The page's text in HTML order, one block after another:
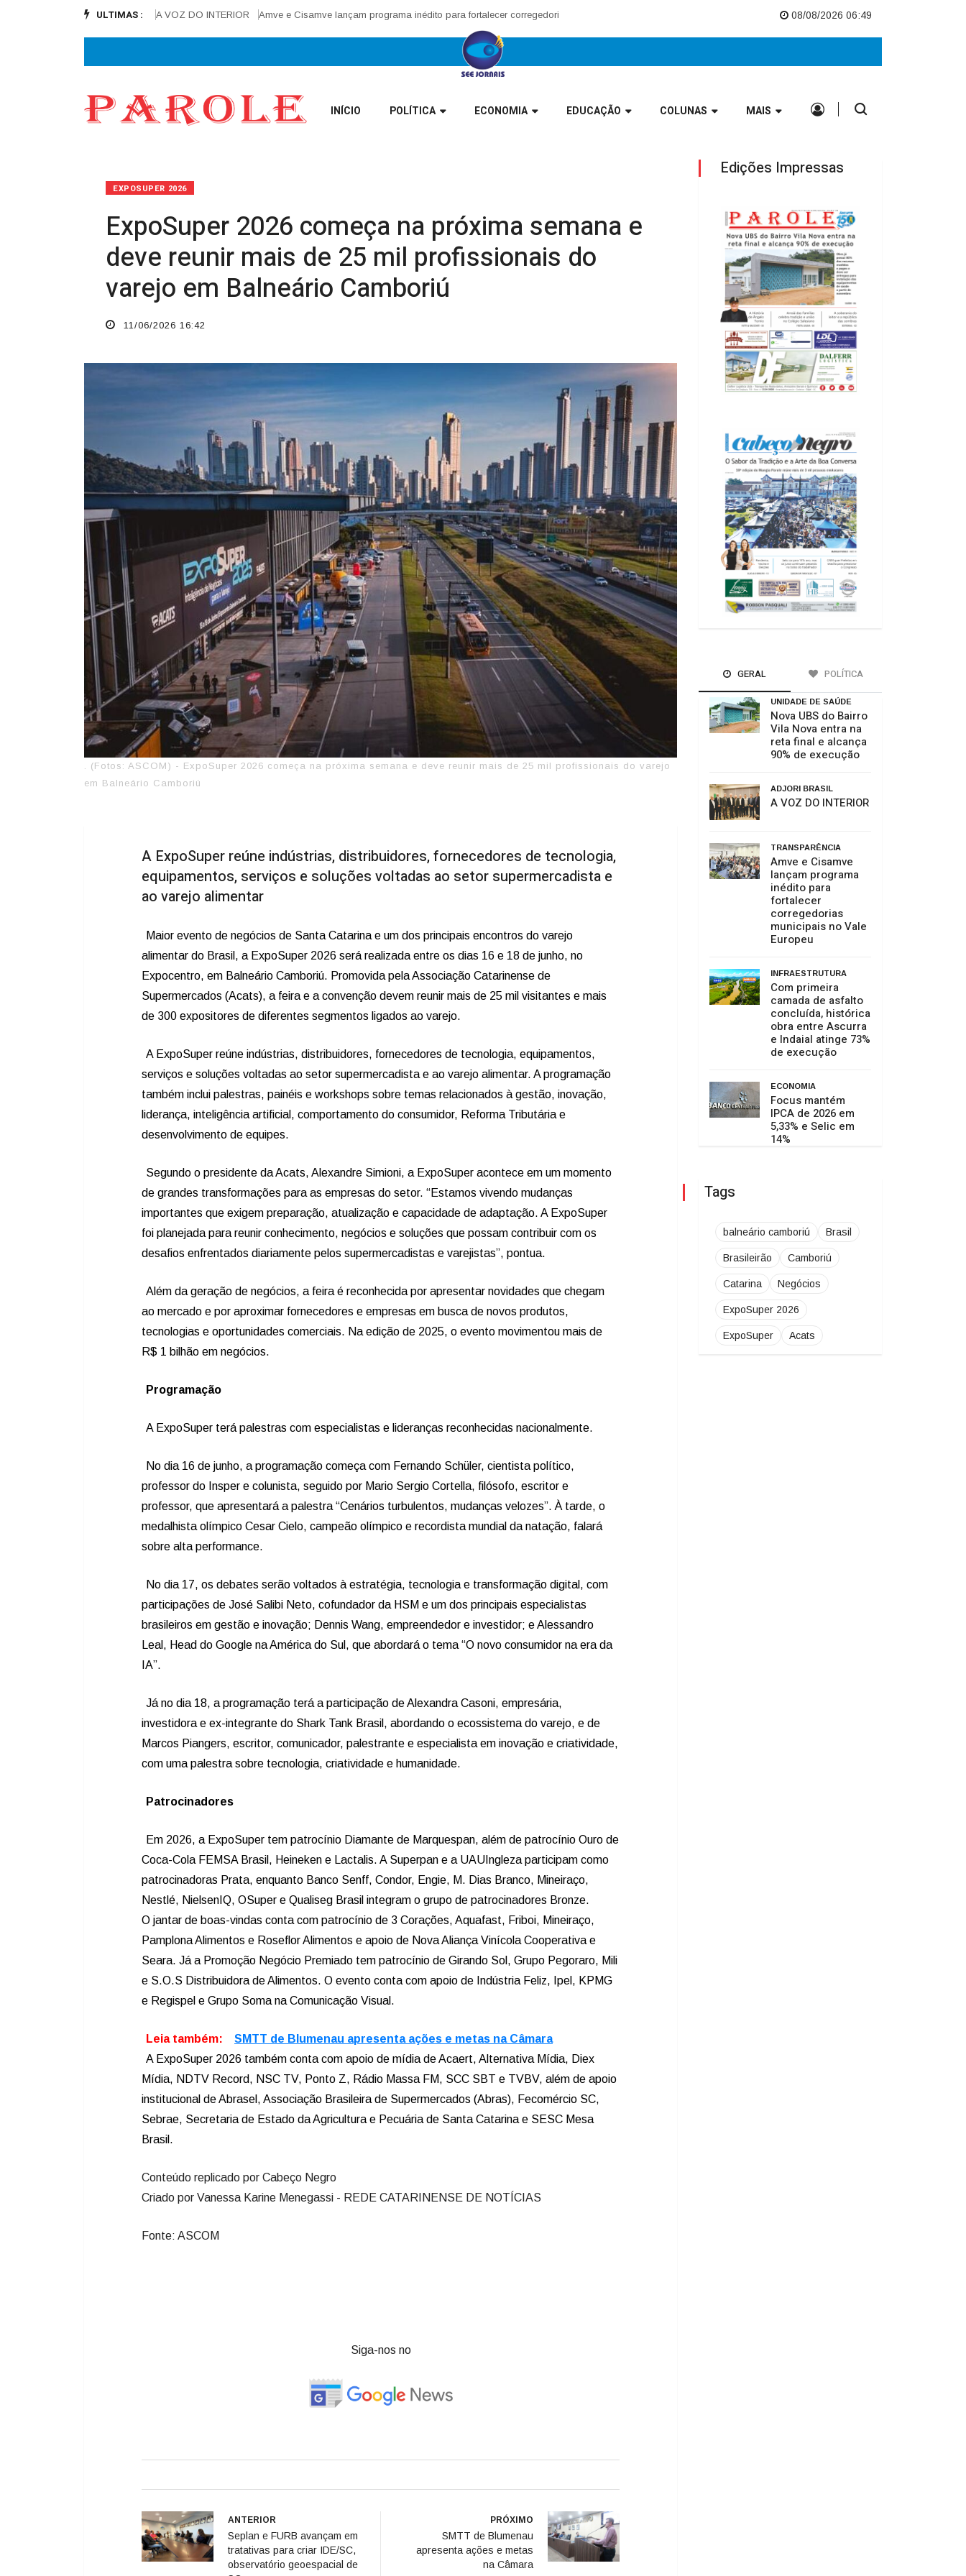
ULTIMAS :
90% de execução A VOZ DO INTERIOR Amve e Cisamve lançam programa inédito para fortalecer corregedorias municipais no Vale Europeu Nova UBS do Bairro Vila Nova entra na reta final e alcança 90% de
08/08/2026 06:49
INÍCIO POLÍTICA ECONOMIA EDUCAÇÃO COLUNAS MAIS
EXPOSUPER 2026
ExpoSuper 2026 começa na próxima semana e
deve reunir mais de 25 mil profissionais do
varejo em Balneário Camboriú
11/06/2026 16:42
. (Fotos: ASCOM) - ExpoSuper 2026 começa na próxima semana e deve reunir mais de 25 mil profissionais do varejo
em Balneário Camboriú
A ExpoSuper reúne indústrias, distribuidores, fornecedores de tecnologia,
equipamentos, serviços e soluções voltadas ao setor supermercadista e
ao varejo alimentar
Maior evento de negócios de Santa Catarina e um dos principais encontros do varejo
alimentar do Brasil, a ExpoSuper 2026 será realizada entre os dias 16 e 18 de junho, no
Expocentro, em Balneário Camboriú. Promovida pela Associação Catarinense de
Supermercados (Acats), a feira e a convenção devem reunir mais de 25 mil visitantes e mais
de 300 expositores de diferentes segmentos ligados ao varejo.
A ExpoSuper reúne indústrias, distribuidores, fornecedores de tecnologia, equipamentos,
serviços e soluções voltadas ao setor supermercadista e ao varejo alimentar. A programação
também inclui palestras, painéis e workshops sobre temas relacionados à gestão, inovação,
liderança, inteligência artificial, comportamento do consumidor, Reforma Tributária e
desenvolvimento de equipes.
Segundo o presidente da Acats, Alexandre Simioni, a ExpoSuper acontece em um momento
de grandes transformações para as empresas do setor. “Estamos vivendo mudanças
importantes que exigem preparação, atualização e capacidade de adaptação. A ExpoSuper
foi planejada para reunir conhecimento, negócios e soluções que possam contribuir com os
desafios enfrentados diariamente pelos supermercadistas e varejistas”, pontua.
Além da geração de negócios, a feira é reconhecida por apresentar novidades que chegam
ao mercado e por aproximar fornecedores e empresas em busca de novos produtos,
tecnologias e oportunidades comerciais. Na edição de 2025, o evento movimentou mais de
R$ 1 bilhão em negócios.
Programação
A ExpoSuper terá palestras com especialistas e lideranças reconhecidas nacionalmente.
No dia 16 de junho, a programação começa com Fernando Schüler, cientista político,
professor do Insper e colunista, seguido por Mario Sergio Cortella, filósofo, escritor e
professor, que apresentará a palestra “Cenários turbulentos, mudanças velozes”. À tarde, o
medalhista olímpico Cesar Cielo, campeão olímpico e recordista mundial da natação, falará
sobre alta performance.
No dia 17, os debates serão voltados à estratégia, tecnologia e transformação digital, com
participações de José Salibi Neto, cofundador da HSM e um dos principais especialistas
brasileiros em gestão e inovação; Dennis Wang, empreendedor e investidor; e Alessandro
Leal, Head do Google na América do Sul, que abordará o tema “O novo consumidor na era da
IA”.
Já no dia 18, a programação terá a participação de Alexandra Casoni, empresária,
investidora e ex-integrante do Shark Tank Brasil, abordando o ecossistema do varejo, e de
Marcos Piangers, escritor, comunicador, palestrante e especialista em inovação e criatividade,
com uma palestra sobre tecnologia, criatividade e humanidade.
Patrocinadores
Em 2026, a ExpoSuper tem patrocínio Diamante de Marquespan, além de patrocínio Ouro de
Coca-Cola FEMSA Brasil, Heineken e Lactalis. A Superpan e a UAUIngleza participam como
patrocinadoras Prata, enquanto Banco Senff, Condor, Engie, M. Dias Branco, Mineiraço,
Nestlé, NielsenIQ, OSuper e Qualiseg Brasil integram o grupo de patrocinadores Bronze.
O jantar de boas-vindas conta com patrocínio de 3 Corações, Aquafast, Friboi, Mineiraço,
Pamplona Alimentos e Roseflor Alimentos e apoio de Nova Aliança Vinícola Cooperativa e
Seara. Já a Promoção Negócio Premiado tem patrocínio de Girando Sol, Grupo Pegoraro, Mili
e S.O.S Distribuidora de Alimentos. O evento conta com apoio de Indústria Feliz, Ipel, KPMG
e Regispel e Grupo Soma na Comunicação Visual.
Leia também:
SMTT de Blumenau apresenta ações e metas na Câmara
A ExpoSuper 2026 também conta com apoio de mídia de Acaert, Alternativa Mídia, Diex
Mídia, NDTV Record, NSC TV, Ponto Z, Rádio Massa FM, SCC SBT e TVBV, além de apoio
institucional de Abrasel, Associação Brasileira de Supermercados (Abras), Fecomércio SC,
Sebrae, Secretaria de Estado da Agricultura e Pecuária de Santa Catarina e SESC Mesa
Brasil.
Conteúdo replicado por Cabeço Negro
Criado por Vanessa Karine Menegassi - REDE CATARINENSE DE NOTÍCIAS
Fonte: ASCOM
Siga-nos no
ANTERIOR
Seplan e FURB avançam em
tratativas para criar IDE/SC,
observatório geoespacial de
PRÓXIMO
SMTT de Blumenau
apresenta ações e metas
na Câmara
Edições Impressas
GERAL POLÍTICA
UNIDADE DE SAÚDE
Nova UBS do Bairro
Vila Nova entra na
reta final e alcança
90% de execução
ADJORI BRASIL
A VOZ DO INTERIOR
TRANSPARÊNCIA
Amve e Cisamve
lançam programa
inédito para
fortalecer
corregedorias
municipais no Vale
Europeu
INFRAESTRUTURA
Com primeira
camada de asfalto
concluída, histórica
obra entre Ascurra
e Indaial atinge 73%
de execução
ECONOMIA
Focus mantém
IPCA de 2026 em
5,33% e Selic em
14%
Tags
balneário camboriú Brasil
Brasileirão Camboriú
Catarina Negócios
ExpoSuper 2026
ExpoSuper Acats